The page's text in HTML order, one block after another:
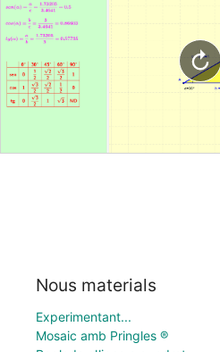
Nous materials
Experimentant...
Mosaic amb Pringles ®